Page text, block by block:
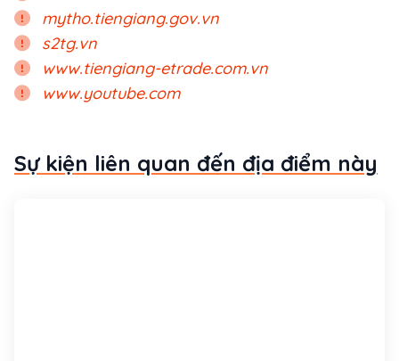
mytho.tiengiang.gov.vn
s2tg.vn
www.tiengiang-etrade.com.vn
www.youtube.com
Sự kiện liên quan đến địa điểm này